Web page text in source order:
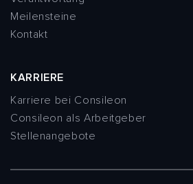
Meilensteine
Kontakt
KARRIERE
Karriere bei Consileon
Consileon als Arbeitgeber
Stellenangebote